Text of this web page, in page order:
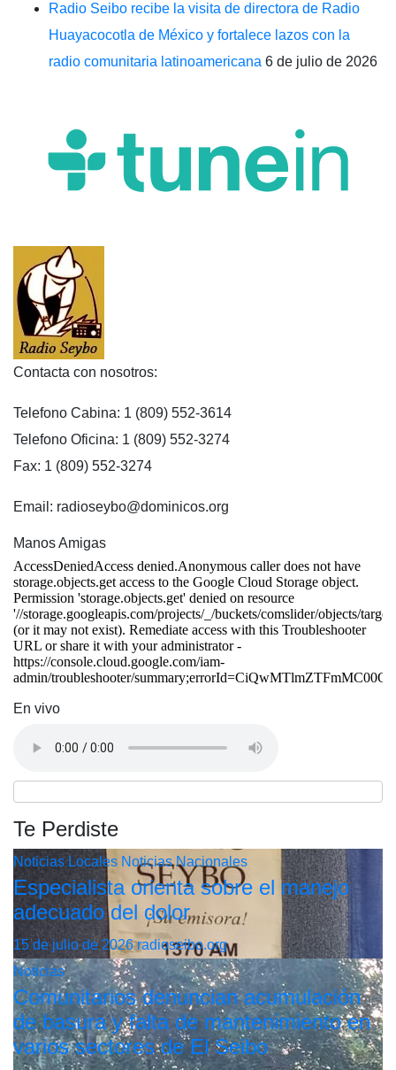
Radio Seibo recibe la visita de directora de Radio
Huayacocotla de México y fortalece lazos con la
radio comunitaria latinoamericana 6 de julio de 2026
Contacta con nosotros:
Telefono Cabina: 1 (809) 552-3614
Telefono Oficina: 1 (809) 552-3274
Fax: 1 (809) 552-3274
Email: radioseybo@dominicos.org
Manos Amigas
En vivo
Te Perdiste
Noticias Locales Noticias Nacionales
Especialista orienta sobre el manejo
adecuado del dolor
15 de julio de 2026radioseibo.org
Noticias
Comunitarios denuncian acumulación
de basura y falta de mantenimiento en
varios sectores de El Seibo